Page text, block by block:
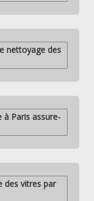
nettoyage des
Paris assure-
des vitres par